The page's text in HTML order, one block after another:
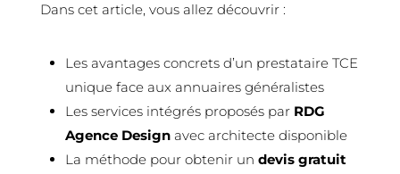
Dans cet article, vous allez découvrir :
Les avantages concrets d’un prestataire TCE
unique face aux annuaires généralistes
Les services intégrés proposés par RDG
Agence Designavec architecte disponible
La méthode pour obtenir un devis gratuit